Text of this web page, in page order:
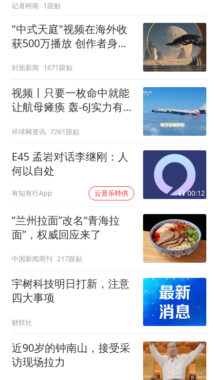
记者柯南 1跟贴
"中式天庭"视频在海外收
获500万播放 创作者身份
封面新闻 1671跟贴
视频丨只要一枚命中就能
让航母瘫痪 轰-6J实力有多
环球网资讯 7261跟贴
E45 孟岩对话李继刚：人
何以自处
有知有行App 云音乐特供 00:12
“兰州拉面”改名“青海拉
面”，权威回应来了
中国新闻周刊 217跟贴
宇树科技明日打新，注意
四大事项
财联社
近90岁的钟南山，接受采
访现场拉力